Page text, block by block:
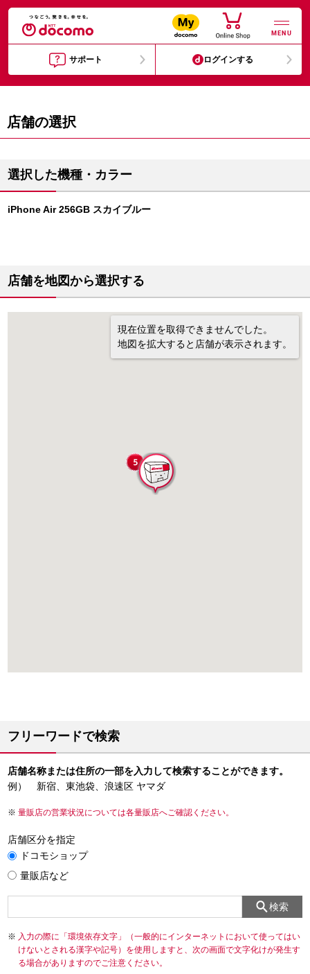
MENU
サポート ログインする
店舗の選択
選択した機種・カラー
iPhone Air 256GB スカイブルー
店舗を地図から選択する
現在位置を取得できませんでした。
地図を拡大すると店舗が表示されます。
フリーワードで検索
店舗名称または住所の一部を入力して検索することができます。
例） 新宿、東池袋、浪速区 ヤマダ
量販店の営業状況については各量販店へご確認ください。
店舗区分を指定
ドコモショップ
量販店など
検索
入力の際に「環境依存文字」（一般的にインターネットにおいて使ってはい
けないとされる漢字や記号）を使用しますと、次の画面で文字化けが発生す
る場合がありますのでご注意ください。